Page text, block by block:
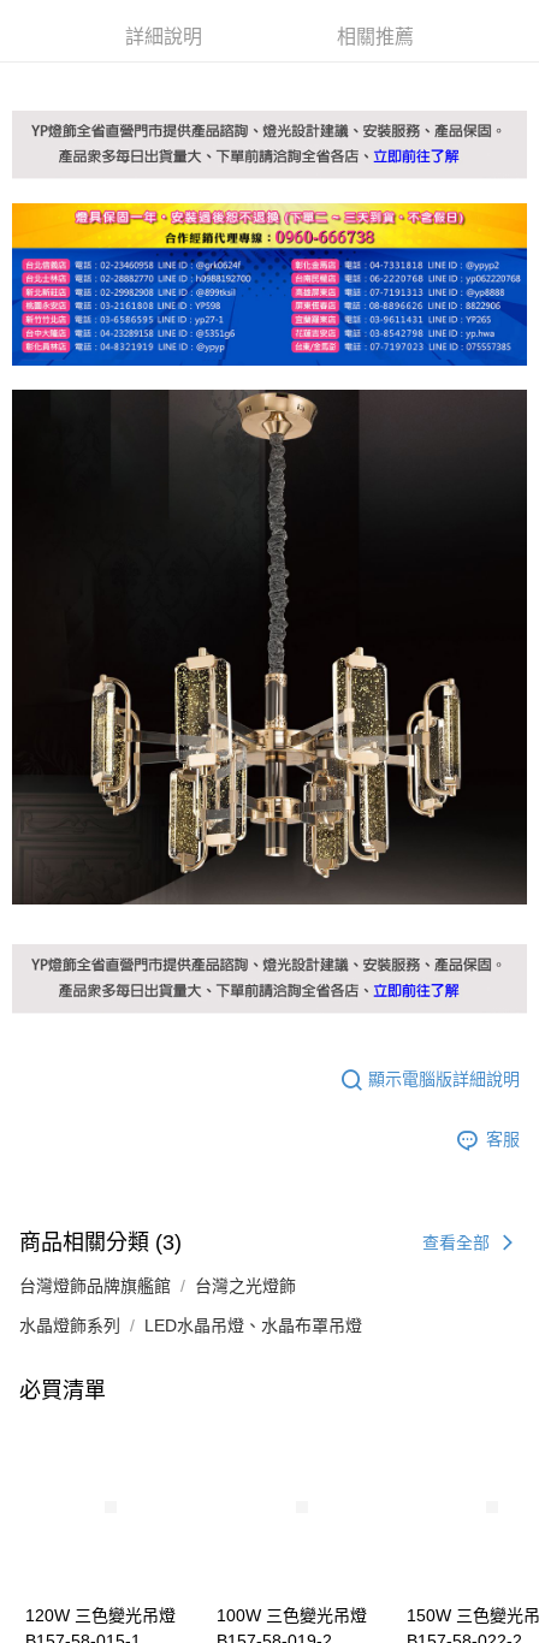
詳細說明 相關推薦
顯示電腦版詳細說明
客服
商品相關分類 (3) 查看全部
台灣燈飾品牌旗艦館 台灣之光燈飾
水晶燈飾系列 LED水晶吊燈、水晶布罩吊燈
必買清單
120W 三色變光吊燈
100W 三色變光吊燈
150W 三色變光